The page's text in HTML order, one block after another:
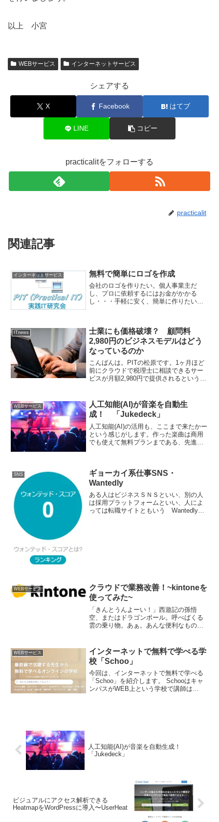
以上 小宮
WEBサービス インターネットサービス
シェアする
X Facebook はてブ
LINE コピー
practicalitをフォローする
practicalit
関連記事
インターネットサービス 無料で簡単にロゴを作成
会社のロゴを作りたい。個人事業主だ
し、プロに依頼するにはお金がかかる
し・・・手軽に安く、簡単に作りたい。
イメージ画像を選...
ITnews
士業にも価格破壊？ 顧問料
2,980円のビジネスモデルはどう
なっているのか
こんばんは。PITの松原です。1ヶ月ほど
前にクラウドで税理士に相談できるサー
ビスが月額2,980円で提供されるという士
士相談、“価格破壊”ができるわけこのサー
ビスに...
WEBサービス
人工知能(AI)が音楽を自動生
成！ 「Jukedeck」
人工知能(AI)の活用も、ここまで来たかー
という感じがします。作った楽曲は商用
でも使えて無料プランまである、先進的
の作成は...
SNS
ギョーカイ系仕事SNS・
Wantedly
ある人はビジネスＳＮＳといい、別の人
は採用プラットフォームといい、人によ
っては転職サイトともいう Wantedly１
WEBサービス
クラウドで業務改善！~kintoneを
使ってみた~
「きんとうんよーい！」西遊記の孫悟
空、またはドラゴンボール。呼べばくる
雲の乗り物。あぁ。あんな便利なものが
率化」というと何を思い浮かべるでしょ
うか？単純な例なら、Dr...
WEBサービス
インターネットで無料で学べる学
校「Schoo」
今回は、インターネットで無料で学べる
「Schoo」を紹介します。 Schooはキャ
ンパスがWEB上という学校で講師は
人工知能(AI)が音楽を自動生成！
「Jukedeck」
ビジュアルにアクセス解析できる
HeatmapをWordPressに導入〜UserHeat